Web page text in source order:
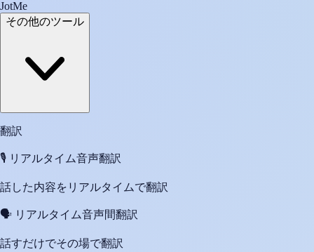
JotMe
その他のツール
翻訳
🎙️ リアルタイム音声翻訳
話した内容をリアルタイムで翻訳
🗣️ リアルタイム音声間翻訳
話すだけでその場で翻訳